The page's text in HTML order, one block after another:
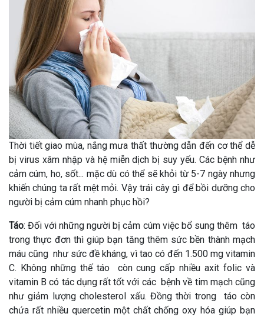
Thời tiết giao mùa, nắng mưa thất thường dẫn đến cơ thể dễ
bị virus xâm nhập và hệ miễn dịch bị suy yếu. Các bệnh như
cảm cúm, ho, sốt... mặc dù có thể sẽ khỏi từ 5-7 ngày nhưng
khiến chúng ta rất mệt mỏi. Vậy trái cây gì để bồi dưỡng cho
người bị cảm cúm nhanh phục hồi?
Táo: Đối với những người bị cảm cúm việc bổ sung thêm táo
trong thực đơn thì giúp bạn tăng thêm sức bền thành mạch
máu cũng như sức đề kháng, vì tao có đến 1.500 mg vitamin
C. Không những thế táo còn cung cấp nhiều axit folic và
vitamin B có tác dụng rất tốt với các bệnh về tim mạch cũng
như giảm lượng cholesterol xấu. Đồng thời trong táo còn
chứa rất nhiều quercetin một chất chống oxy hóa giúp bạn